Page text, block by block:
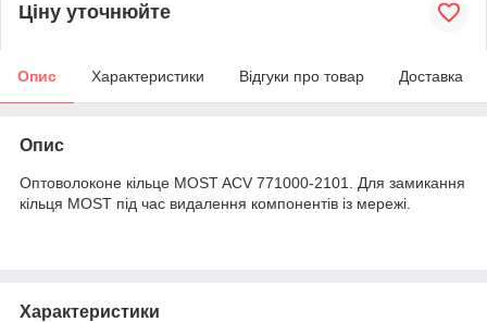
Ціну уточнюйте
Опис Характеристики Відгуки про товар Доставка
Опис
Оптоволоконе кільце MOST ACV 771000-2101. Для замикання
кільця MOST під час видалення компонентів із мережі.
Характеристики